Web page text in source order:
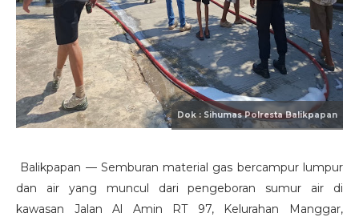
Balikpapan — Semburan material gas bercampur lumpur
dan air yang muncul dari pengeboran sumur air di
kawasan Jalan Al Amin RT 97, Kelurahan Manggar,